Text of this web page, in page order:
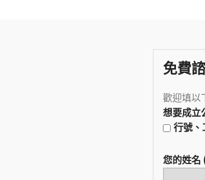
免費
歡迎填以
想要成立
行號、
您的姓名